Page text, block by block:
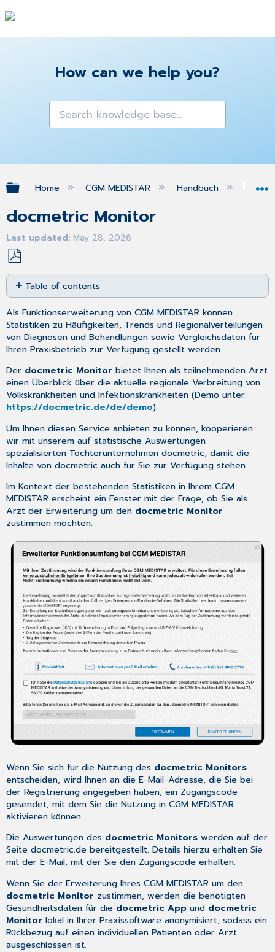
How can we help you?
Expand/collapse global hierarchy
Home CGM MEDISTAR Handbuch
docmetric Monitor
Last updated May 28, 2026
Save
as
PDF
Table of contents
No
headers
Als Funktionserweiterung von CGM MEDISTAR können
Statistiken zu Häufigkeiten, Trends und Regionalverteilungen
von Diagnosen und Behandlungen sowie Vergleichsdaten für
Ihren Praxisbetrieb zur Verfügung gestellt werden.
Der docmetric Monitor bietet Ihnen als teilnehmenden Arzt
einen Überblick über die aktuelle regionale Verbreitung von
Volkskrankheiten und Infektionskrankheiten (Demo unter:
https://docmetric.de/de/demo).
Um Ihnen diesen Service anbieten zu können, kooperieren
wir mit unserem auf statistische Auswertungen
spezialisierten Tochterunternehmen docmetric, damit die
Inhalte von docmetric auch für Sie zur Verfügung stehen.
Im Kontext der bestehenden Statistiken in Ihrem CGM
MEDISTAR erscheint ein Fenster mit der Frage, ob Sie als
Arzt der Erweiterung um den docmetric Monitor
zustimmen möchten:
Wenn Sie sich für die Nutzung des docmetric Monitors
entscheiden, wird Ihnen an die E-Mail-Adresse, die Sie bei
der Registrierung angegeben haben, ein Zugangscode
gesendet, mit dem Sie die Nutzung in CGM MEDISTAR
aktivieren können.
Die Auswertungen des docmetric Monitors werden auf der
Seitedocmetric.de bereitgestellt. Details hierzu erhalten Sie
mit der E-Mail, mit der Sie den Zugangscode erhalten.
Wenn Sie der Erweiterung Ihres CGM MEDISTAR um den
docmetric Monitor zustimmen, werden die benötigten
Gesundheitsdaten für die docmetric App und docmetric
Monitor lokal in Ihrer Praxissoftwareanonymisiert, sodass ein
Rückbezug auf einen individuellen Patienten oder Arzt
ausgeschlossenist.